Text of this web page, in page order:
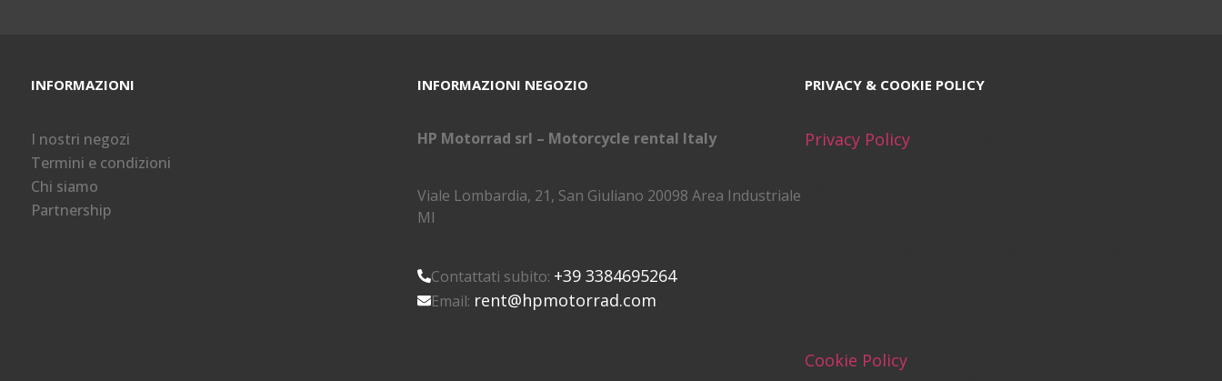
INFORMAZIONI
I nostri negozi
Termini e condizioni
Chi siamo
Partnership
INFORMAZIONI NEGOZIO
HP Motorrad srl – Motorcycle rental Italy
Viale Lombardia, 21, San Giuliano 20098 Area Industriale
MI
Contattati subito: +39 3384695264
Email: rent@hpmotorrad.com
PRIVACY & COOKIE POLICY
Privacy Policy(function (w,d) {var loader = function ()
Cookie Policy(function (w,d) {var loader = function ()